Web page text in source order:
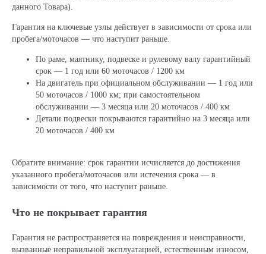
данного Товара).
Гарантия на ключевые узлы действует в зависимости от срока или
пробега/моточасов — что наступит раньше.
По раме, маятнику, подвеске и рулевому валу гарантийный
срок — 1 год или 60 моточасов / 1200 км
На двигатель при официальном обслуживании — 1 год или
50 моточасов / 1000 км; при самостоятельном
обслуживании — 3 месяца или 20 моточасов / 400 км
Детали подвески покрываются гарантийно на 3 месяца или
20 моточасов / 400 км
Обратите внимание: срок гарантии исчисляется до достижения
указанного пробега/моточасов или истечения срока — в
зависимости от того, что наступит раньше.
Что не покрывает гарантия
Гарантия не распространяется на повреждения и неисправности,
вызванные неправильной эксплуатацией, естественным износом,
Главная
Оплата
Возврат
Контакты
Блог
Электроскутеры
Электротрициклы
Электромотоциклы
Электросамокаты
Электроквадроциклы
Грузовые электротрициклы
Электромотоциклы
Аксессуары и
+ 7 (495) 320-95-25
Официальный поставщик всех
брендов электротранспорта
Доставка
РАЗДЕЛЫ КАТАЛОГА: